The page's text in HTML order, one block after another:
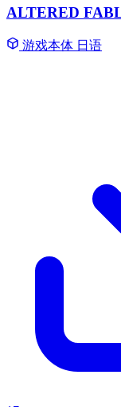
ALTERED
游戏本体 日语